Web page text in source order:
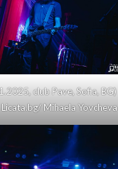
club Pave, Sofia, BG)
Mihaela Yovcheva